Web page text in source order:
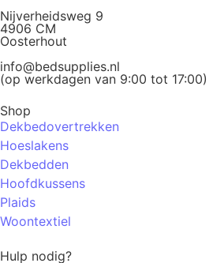
Nijverheidsweg 9
4906 CM
Oosterhout
info@bedsupplies.nl
(op werkdagen van 9:00 tot 17:00)
Shop
Dekbedovertrekken
Hoeslakens
Dekbedden
Hoofdkussens
Plaids
Woontextiel
Hulp nodig?